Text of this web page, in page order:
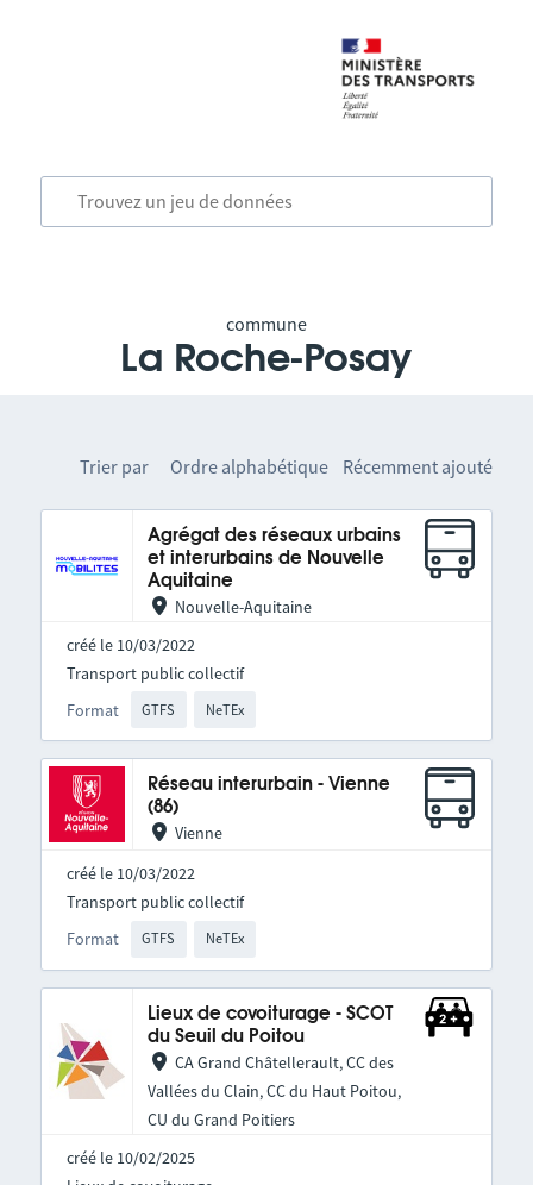
commune
La Roche-Posay
Trier par Ordre alphabétique Récemment ajouté
Agrégat des réseaux urbains
et interurbains de Nouvelle
Aquitaine
Nouvelle-Aquitaine
créé le 10/03/2022
Format GTFS NeTEx
Transport public collectif
Réseau interurbain - Vienne
(86)
Vienne
créé le 10/03/2022
Format GTFS NeTEx
Transport public collectif
Lieux de covoiturage - SCOT
du Seuil du Poitou
CA Grand Châtellerault, CC des
Vallées du Clain, CC du Haut Poitou,
CU du Grand Poitiers
créé le 10/02/2025